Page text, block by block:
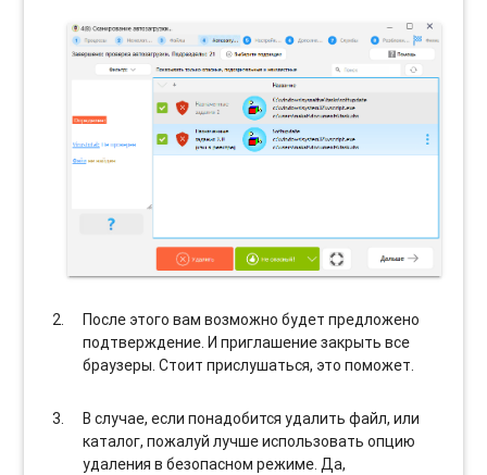
После этого вам возможно будет предложено
подтверждение. И приглашение закрыть все
браузеры. Стоит прислушаться, это поможет.
В случае, если понадобится удалить файл, или
каталог, пожалуй лучше использовать опцию
удаления в безопасном режиме. Да,